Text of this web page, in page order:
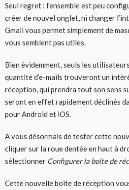
Seul regret : l’ensemble est peu
créer de nouvel onglet, ni changer
Gmail vous permet simplement de
vous semblent pas utiles.
Bien évidemment, seuls les
quantité d’e-mails trouveront un
réception, qui prendra tout son sens
seront en effet rapidement déclinés
pour Android et iOS.
A vous désormais de tester cette
cliquer sur la roue dentée en haut à
sélectionner Configurer la boîte de
Cette nouvelle boîte de réception